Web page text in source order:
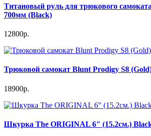
Титановый руль для трюкового
700мм (Black)
12800р.
Трюковой самокат Blunt Prodigy S8
18900р.
Шкурка The ORIGINAL 6" (15.2см.) Black